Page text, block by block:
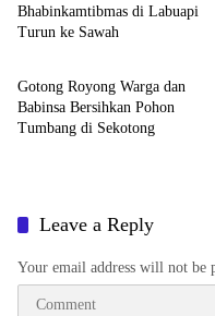
Bhabinkamtibmas di Labuapi
Turun ke Sawah
Bali Nusra
Gotong Royong Warga dan
Babinsa Bersihkan Pohon
Tumbang di Sekotong
Leave a Reply
Your email address will not be